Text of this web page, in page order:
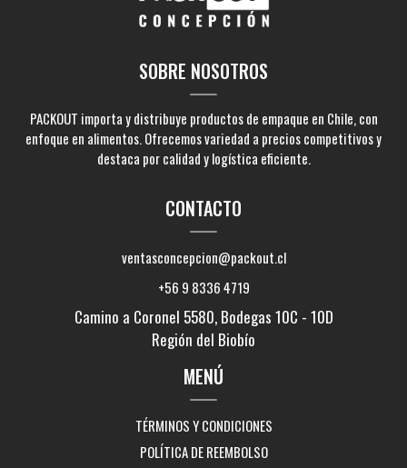
SOBRE NOSOTROS
PACKOUT importa y distribuye productos de empaque en Chile, con
enfoque en alimentos. Ofrecemos variedad a precios competitivos y
destaca por calidad y logística eficiente.
CONTACTO
ventasconcepcion@packout.cl
+56 9 8336 4719
Camino a Coronel 5580, Bodegas 10C - 10D
Región del Biobío
MENÚ
TÉRMINOS Y CONDICIONES
POLÍTICA DE REEMBOLSO